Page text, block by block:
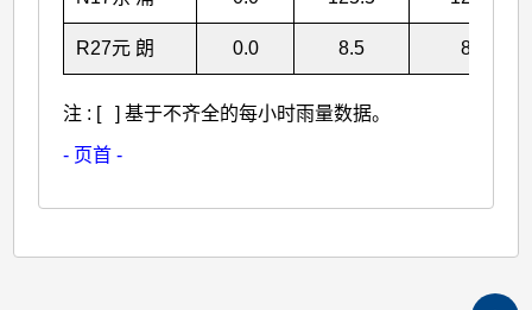
R27元 朗 0.0 8.5 8.5
注 : [ ] 基于不齐全的每小时雨量数据。
- 页首 -